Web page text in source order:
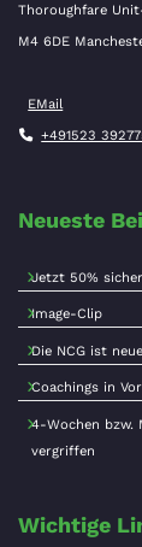
Thoroughfare
M4 6DE
EMail
+491523
Neueste
Jetzt 50%
Image-Clip
Die NCG ist
Coachings in
4-Wochen bzw.
vergriffen
Wichtige